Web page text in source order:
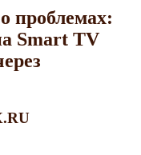
проблемах:
Smart TV